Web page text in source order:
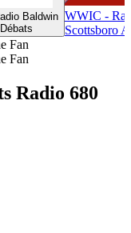
Baldwin WWIC -
Scottsboro
Fan
Fan
Radio 680